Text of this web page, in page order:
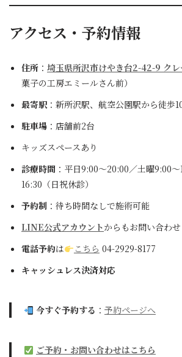
アクセス・予約情報
住所 ： 埼玉県所沢市けやき台2-42-9 クレ
菓子の工房エミールさん前）
最寄駅：新所沢駅、航空公園駅から徒歩
駐車場 ：店舗前2台
キッズスペースあり
診療時間 ：平日9:00～20:00／土曜9:00
16:30（日祝休診）
予約制 ：待ち時間なしで施術可能
LINE公式アカウントからもお問い合わ
電話予約は こちら 04-2929-8177
キャッシュレス決済対応
今すぐ予約する ： 予約ページへ
ご予約・お問い合わせはこちら